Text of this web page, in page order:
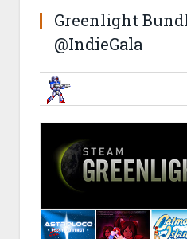
Greenlight
@IndieGala
BRUNOB19 SEPTEMBER 2014,